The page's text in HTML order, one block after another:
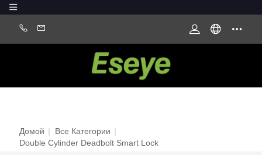
Домой | Все Категории |
Double Cylinder Deadbolt Smart Lock